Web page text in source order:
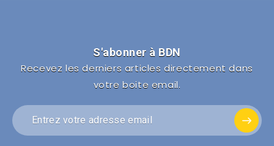
S'abonner à BDN
Recevez les derniers articles directement dans
votre boite email.